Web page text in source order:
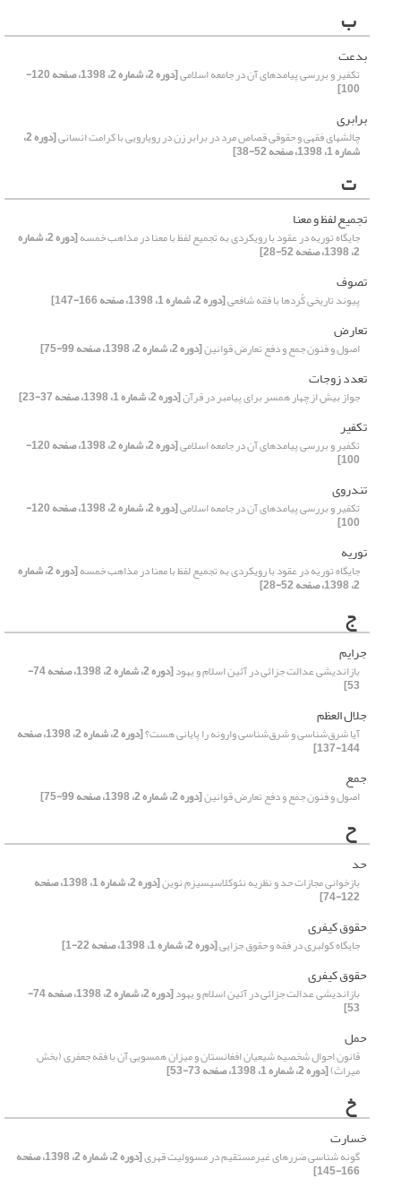
ب
بدعت
تکفیر و بررسی پیامدهای آن در جامعه اسلامی [دوره 2، شماره 2، 1398، صفحه 120-
100]
برابری
چالشهای فقهی و حقوقی قصاص مرد در برابر زن در رویارویی با کرامت انسانی [دوره 2،
شماره 1، 1398، صفحه 52-38]
ت
تجمیع لفظ و معنا
جایگاه توریه در عقود با رویکردی به تجمیع لفظ با معنا در مذاهب خمسه [دوره 2، شماره
2، 1398، صفحه 52-28]
تصوف
پیوند تاریخی کُردها با فقه شافعی[دوره 2، شماره 1، 1398، صفحه 166-147]
تعارض
اصول و فنون جمع و دفع تعارض قوانین[دوره 2، شماره 2، 1398، صفحه 99-75]
تعدد زوجات
جواز بیش از چهار همسر برای پیامبر در قرآن[دوره 2، شماره 1، 1398، صفحه 37-23]
تکفیر
تکفیر و بررسی پیامدهای آن در جامعه اسلامی [دوره 2، شماره 2، 1398، صفحه 120-
100]
تندروی
تکفیر و بررسی پیامدهای آن در جامعه اسلامی [دوره 2، شماره 2، 1398، صفحه 120-
100]
توریه
جایگاه توریه در عقود با رویکردی به تجمیع لفظ با معنا در مذاهب خمسه [دوره 2، شماره
2، 1398، صفحه 52-28]
ج
جرایم
بازاندیشی عدالت جزائی در آئین اسلام و یهود [دوره 2، شماره 2، 1398، صفحه 74-
53]
جلال العظم
آیا شرق‌شناسی و شرق‌شناسی وارونه را پایانی هست؟ [دوره 2، شماره 2، 1398، صفحه
144-137]
جمع
اصول و فنون جمع و دفع تعارض قوانین[دوره 2، شماره 2، 1398، صفحه 99-75]
ح
حد
بازخوانی مجازات حد و نظریه نئوکلاسیسیزم نوین [دوره 2، شماره 1، 1398، صفحه
122-74]
حقوق کیفری
جایگاه کولبری در فقه و حقوق جزایی[دوره 2، شماره 1، 1398، صفحه 22-1]
حقوق کیفری
بازاندیشی عدالت جزائی در آئین اسلام و یهود [دوره 2، شماره 2، 1398، صفحه 74-
53]
حمل
قانون احوال شخصیه شیعیان افغانستان و میزان همسویی آن با فقه جعفری (بخش
میراث)[دوره 2، شماره 1، 1398، صفحه 73-53]
خ
خسارت
گونه شناسی ضررهای غیرمستقیم در مسوولیت قهری [دوره 2، شماره 2، 1398، صفحه
166-145]